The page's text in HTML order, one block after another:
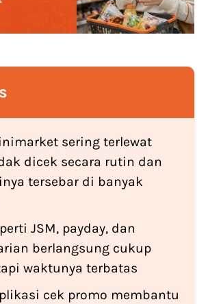
sering terlewat
dicek secara rutin dan
tersebar di banyak
JSM, payday, dan
berlangsung cukup
waktunya terbatas
cek promo membantu